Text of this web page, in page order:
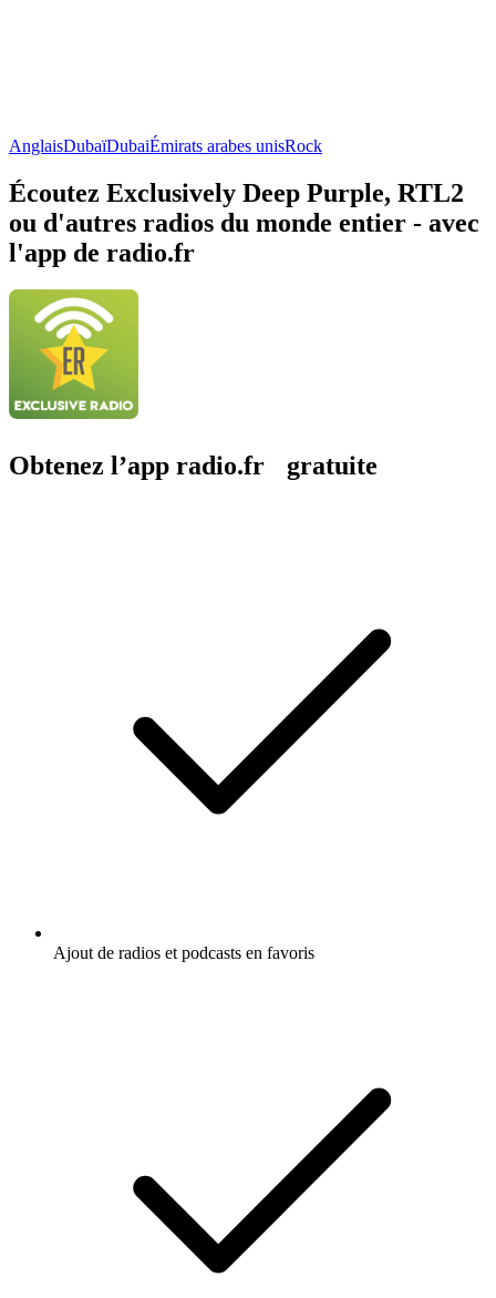
AnglaisDubaïDubaiÉmirats arabes unisRock
Écoutez Exclusively Deep Purple, RTL2
ou d'autres radios du monde entier - avec
l'app de radio.fr
Obtenez l’app radio.fr gratuite
Ajout de radios et podcasts en favoris